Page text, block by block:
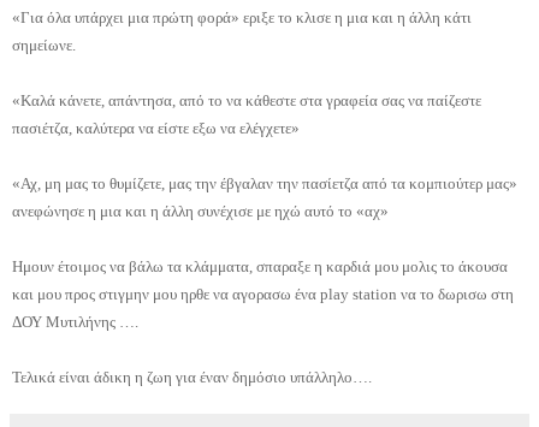
«Για όλα υπάρχει μια πρώτη φορά» εριξε το κλισε η μια και η άλλη κάτι
σημείωνε.
«Καλά κάνετε, απάντησα, από το να κάθεστε στα γραφεία σας να παίζεστε
πασιέτζα, καλύτερα να είστε εξω να ελέγχετε»
«Αχ, μη μας το θυμίζετε, μας την έβγαλαν την πασίετζα από τα κομπιούτερ μας»
ανεφώνησε η μια και η άλλη συνέχισε με ηχώ αυτό το «αχ»
Ημουν έτοιμος να βάλω τα κλάμματα, σπαραξε η καρδιά μου μολις το άκουσα
και μου προς στιγμην μου ηρθε να αγορασω ένα play station να το δωρισω στη
ΔΟΥ Μυτιλήνης ….
Τελικά είναι άδικη η ζωη για έναν δημόσιο υπάλληλο….